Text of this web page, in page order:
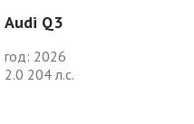
Audi Q3
год: 2026
2.0 204 л.с.